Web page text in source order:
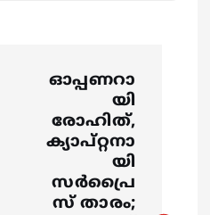
ഓപ്പണറാ
യി
രോഹിത്,
ക്യാപ്റ്റനാ
യി
സര്‍പ്രൈ
സ് താരം;